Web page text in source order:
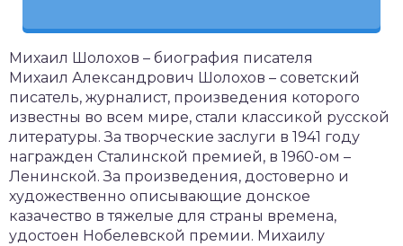
Михаил Шолохов – биография писателя
Михаил Александрович Шолохов – советский
писатель, журналист, произведения которого
известны во всем мире, стали классикой русской
литературы. За творческие заслуги в 1941 году
награжден Сталинской премией, в 1960-ом –
Ленинской. За произведения, достоверно и
художественно описывающие донское
казачество в тяжелые для страны времена,
удостоен Нобелевской премии. Михаилу